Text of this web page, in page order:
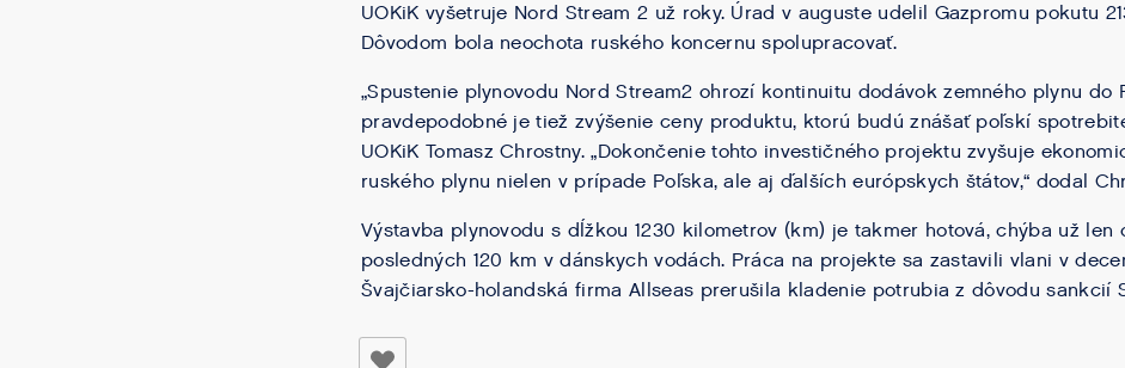
UOKiK vyšetruje Nord Stream 2 už roky. Úrad v auguste udelil Gazpromu pokutu
Dôvodom bola neochota ruského koncernu spolupracovať.
„Spustenie plynovodu Nord Stream2 ohrozí kontinuitu dodávok zemného plynu do
pravdepodobné je tiež zvýšenie ceny produktu, ktorú budú znášať poľskí
UOKiK Tomasz Chrostny. „Dokončenie tohto investičného projektu zvyšuje
ruského plynu nielen v prípade Poľska, ale aj ďalších európskych štátov,“ dodal
Výstavba plynovodu s dĺžkou 1230 kilometrov (km) je takmer hotová, chýba už len
posledných 120 km v dánskych vodách. Práca na projekte sa zastavili vlani v
Švajčiarsko-holandská firma Allseas prerušila kladenie potrubia z dôvodu sankcií